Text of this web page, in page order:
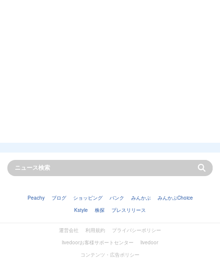
Peachy ブログ ショッピング バンク みんかぶ
みんかぶChoice
Kstyle
株探 プレスリリース
運営会社 利用規約
プライバシーポリシー
livedoorお客様サポートセンター
livedoor
コンテンツ・広告ポリシー